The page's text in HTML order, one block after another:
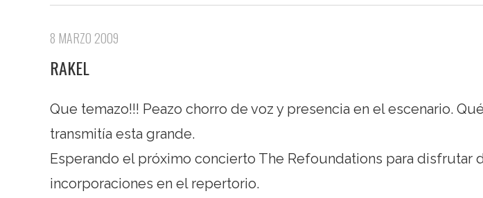
8 MARZO 2009
RAKEL
Que temazo!!! Peazo chorro de voz y presencia en el escenario.
transmitía esta grande.
Esperando el próximo concierto The Refoundations para disfrutar
incorporaciones en el repertorio.